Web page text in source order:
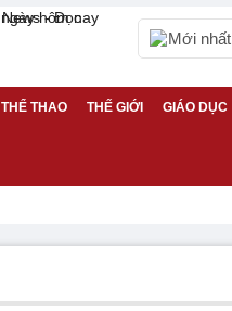
Mới nhất
THỂ THAO THẾ GIỚI GIÁO DỤC